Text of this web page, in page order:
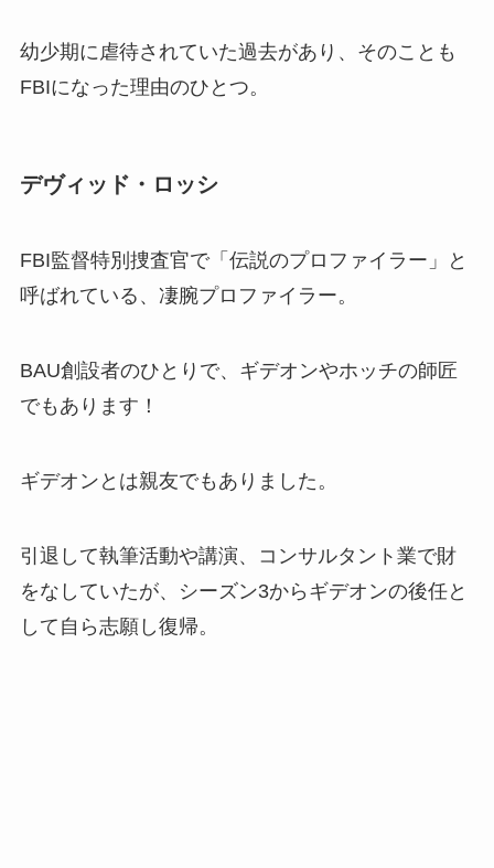
幼少期に虐待されていた過去があり、そのことも
FBIになった理由のひとつ。
デヴィッド・ロッシ
FBI監督特別捜査官で「伝説のプロファイラー」と
呼ばれている、凄腕プロファイラー。
BAU創設者のひとりで、ギデオンやホッチの師匠
でもあります！
ギデオンとは親友でもありました。
引退して執筆活動や講演、コンサルタント業で財
をなしていたが、シーズン3からギデオンの後任と
して自ら志願し復帰。